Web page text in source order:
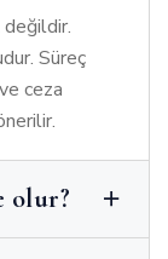
değildir.
Süreç
ceza
olur?